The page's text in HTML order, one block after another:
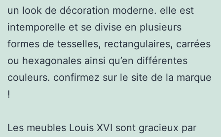
un look de décoration moderne. elle est
intemporelle et se divise en plusieurs
formes de tesselles, rectangulaires, carrées
ou hexagonales ainsi qu’en différentes
couleurs. confirmez sur le site de la marque
!
Les meubles Louis XVI sont gracieux par